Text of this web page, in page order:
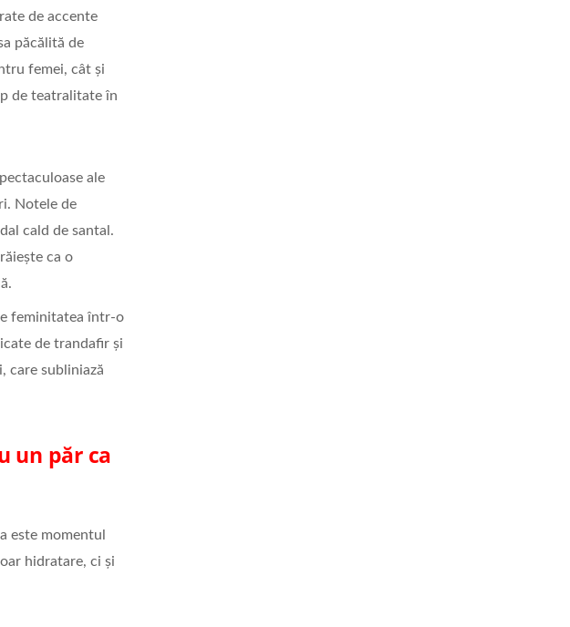
de accente
păcălită de
femei, cât și
de teatralitate în
ale
Notele de
cald de santal.
ca o
feminitatea într-o
de trandafir și
care subliniază
un păr ca
este momentul
hidratare, ci și